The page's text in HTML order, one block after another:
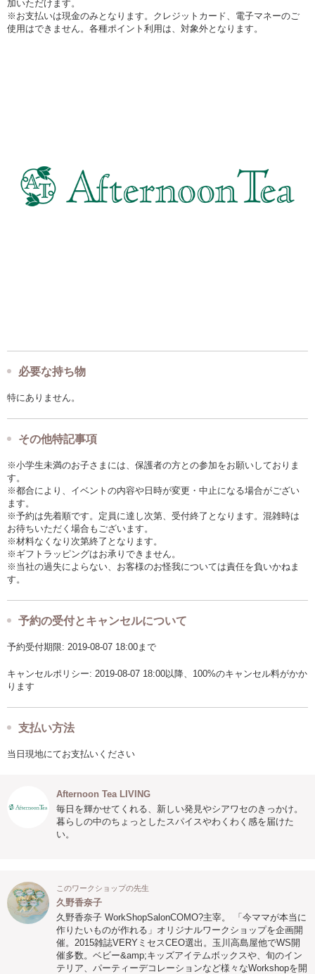
加いただけます。
※お支払いは現金のみとなります。クレジットカード、電子マネーのご
使用はできません。各種ポイント利用は、対象外となります。
必要な持ち物
特にありません。
その他特記事項
※小学生未満のお子さまには、保護者の方との参加をお願いしておりま
す。
※都合により、イベントの内容や日時が変更・中止になる場合がござい
ます。
※予約は先着順です。定員に達し次第、受付終了となります。混雑時は
お待ちいただく場合もございます。
※材料なくなり次第終了となります。
※ギフトラッピングはお承りできません。
※当社の過失によらない、お客様のお怪我については責任を負いかねま
す。
予約の受付とキャンセルについて
予約受付期限: 2019-08-07 18:00まで
キャンセルポリシー: 2019-08-07 18:00以降、100%のキャンセル料がかか
ります
支払い方法
当日現地にてお支払いください
Afternoon Tea LIVING
毎日を輝かせてくれる、新しい発見やシアワセのきっかけ。
暮らしの中のちょっとしたスパイスやわくわく感を届けた
い。
このワークショップの先生
久野香奈子
久野香奈子 WorkShopSalonCOMO?主宰。 「今ママが本当に
作りたいものが作れる」オリジナルワークショップを企画開
催。2015雑誌VERYミセスCEO選出。玉川高島屋他でWS開
催多数。ベビー&amp;キッズアイテムボックスや、旬のイン
テリア、パーティーデコレーションなど様々なWorkshopを開